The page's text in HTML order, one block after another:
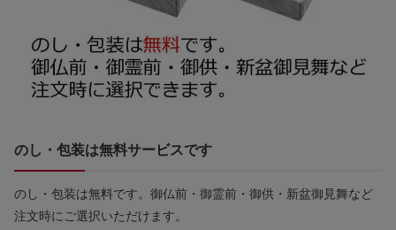
のし・包装は無料サービスです
のし・包装は無料です。御仏前・御霊前・御供・新盆御見舞など
注文時にご選択いただけます。